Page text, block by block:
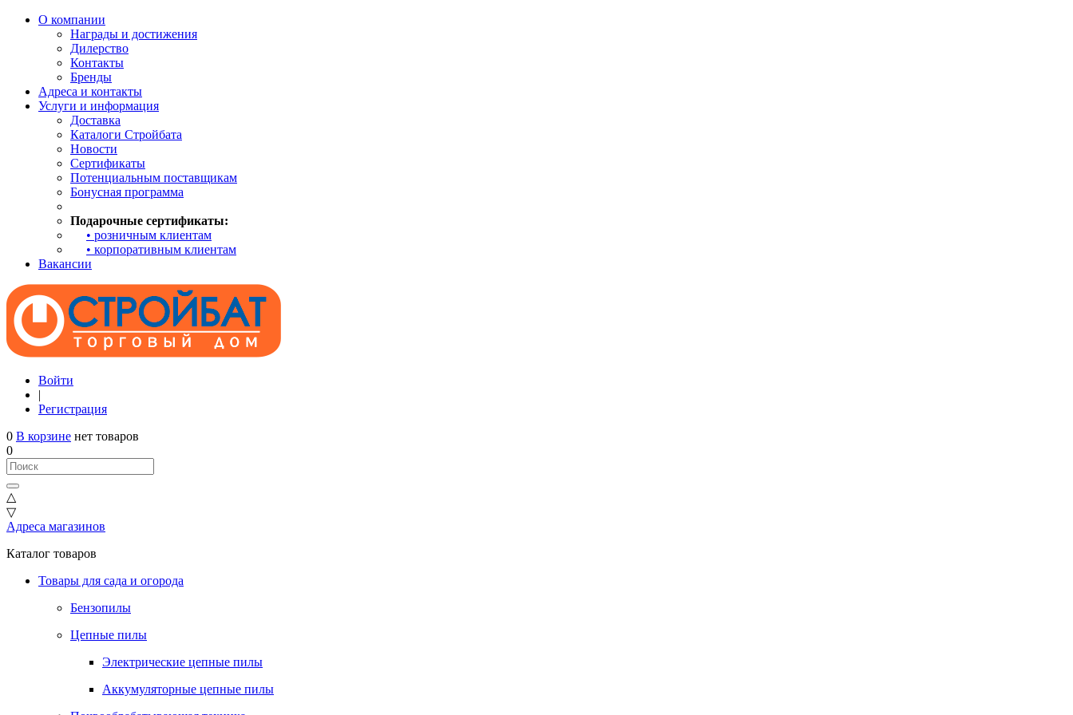
О компании
Награды и достижения
Дилерство
Контакты
Бренды
Адреса и контакты
Услуги и информация
Доставка
Каталоги Стройбата
Новости
Сертификаты
Потенциальным поставщикам
Бонусная программа
Подарочные сертификаты:
• розничным клиентам
• корпоративным клиентам
Вакансии
Войти
|
Регистрация
0 В корзине нет товаров
0
△
▽
Адреса магазинов
Каталог товаров
Товары для сада и огорода
Бензопилы
Цепные пилы
Электрические цепные пилы
Аккумуляторные цепные пилы